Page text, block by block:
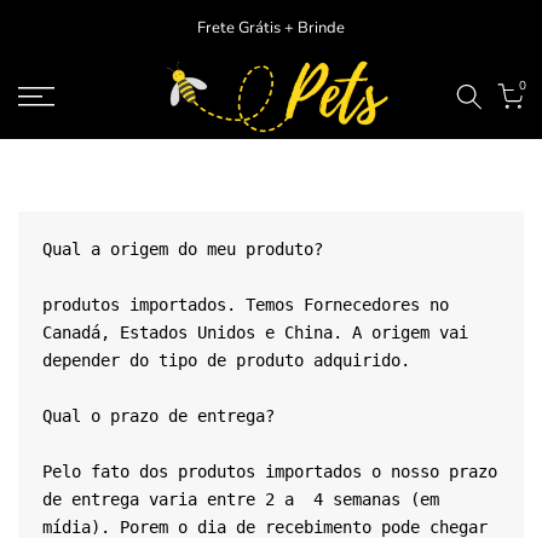
conteudo
Frete Grátis + Brinde
0
Qual a origem do meu produto?
produtos importados. Temos Fornecedores no
Canadá, Estados Unidos e China. A origem vai
depender do tipo de produto adquirido.
Qual o prazo de entrega?
Pelo fato dos produtos importados o nosso prazo
de entrega varia entre 2 a  4 semanas (em
mídia). Porem o dia de recebimento pode chegar